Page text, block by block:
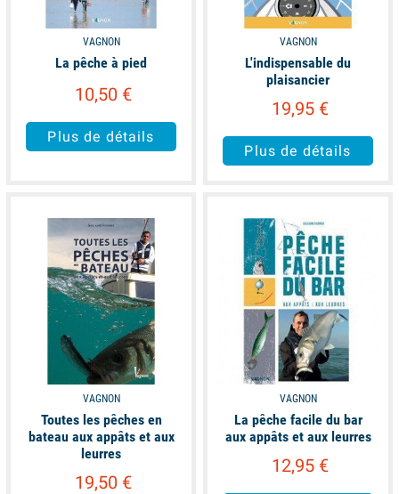
VAGNON
La pêche à pied
10,50 €
Plus de détails
VAGNON
L'indispensable du
plaisancier
19,95 €
Plus de détails
unavailable
VAGNON
Toutes les pêches en
bateau aux appâts et aux
leurres
19,50 €
available
VAGNON
La pêche facile du bar
aux appâts et aux leurres
12,95 €